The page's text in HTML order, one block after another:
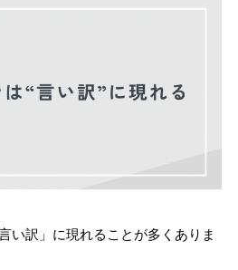
い訳」に現れることが多くありま